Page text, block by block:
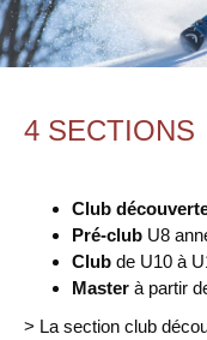
4 SECTIONS
Club
Pré-club U8
Club de U10 à
Master à partir
> La section club